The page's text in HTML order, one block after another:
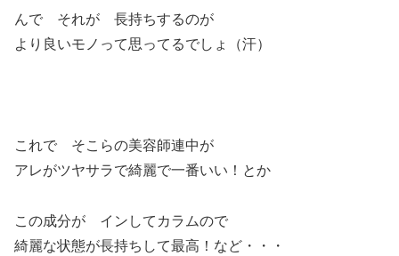
んで それが 長持ちするのが
より良いモノって思ってるでしょ（汗）
これで そこらの美容師連中が
アレがツヤサラで綺麗で一番いい！とか
この成分が インしてカラムので
綺麗な状態が長持ちして最高！など・・・